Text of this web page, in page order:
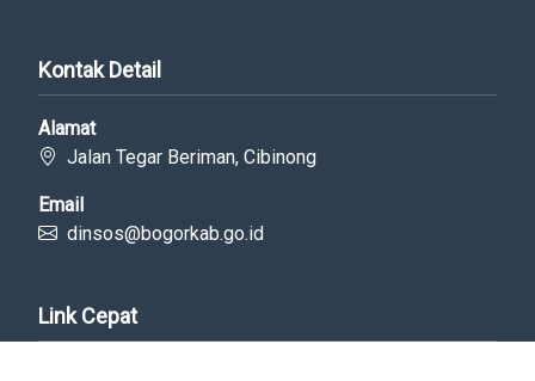
Kontak Detail
Alamat
Jalan Tegar Beriman, Cibinong
Email
dinsos@bogorkab.go.id
Link Cepat